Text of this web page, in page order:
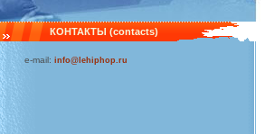
КОНТАКТЫ (contacts)
e-mail: info@lehiphop.ru